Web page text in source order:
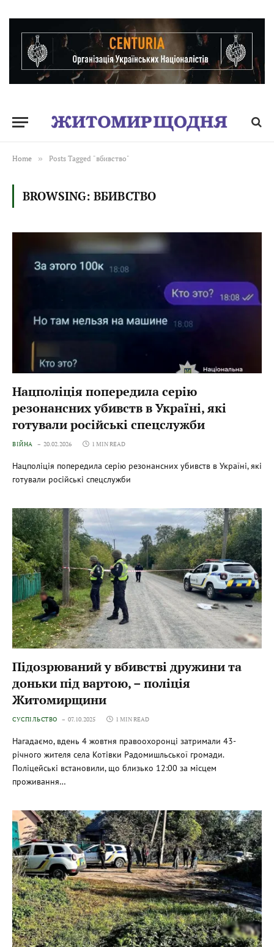
Home » Posts Tagged "вбивство"
BROWSING: ВБИВСТВО
Нацполіція попередила серію
резонансних убивств в Україні, які
готували російські спецслужби
ВІЙНА 20.02.2026 1 MIN READ
Нацполіція попередила серію резонансних убивств в Україні, які
готували російські спецслужби
Підозрюваний у вбивстві дружини та
доньки під вартою, – поліція
Житомирщини
СУСПІЛЬСТВО 07.10.2025 1 MIN READ
Нагадаємо, вдень 4 жовтня правоохоронці затримали 43-
річного жителя села Котівки Радомишльської громади.
Поліцейські встановили, що близько 12:00 за місцем
проживання…